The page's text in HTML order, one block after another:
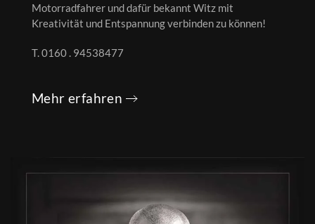
Motorradfahrer und dafür bekannt Witz mit
Kreativität und Entspannung verbinden zu können!
T. 0160 . 94538477
Mehr erfahren